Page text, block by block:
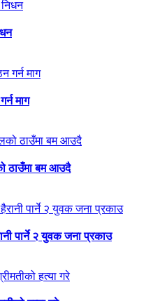
माग
ठाउँमा बम आउदै
पार्ने २ युवक जना प्रकाउ